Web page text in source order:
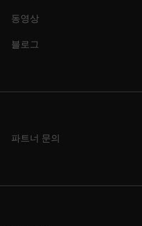
동영상
블로그
파트너 문의